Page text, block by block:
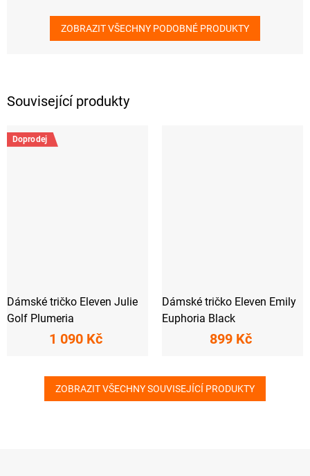
Související produkty
Doprodej
Dámské tričko Eleven Julie
Golf Plumeria
1 090 Kč
Dámské tričko Eleven Emily
Euphoria Black
899 Kč
ZOBRAZIT VŠECHNY SOUVISEJÍCÍ PRODUKTY
ZOBRAZIT VŠECHNY PODOBNÉ PRODUKTY